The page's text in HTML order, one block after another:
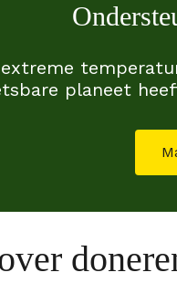
extreme
planeet